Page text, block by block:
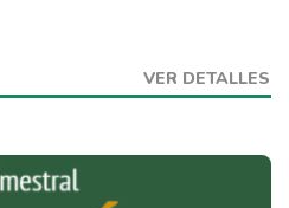
VER DETALLES